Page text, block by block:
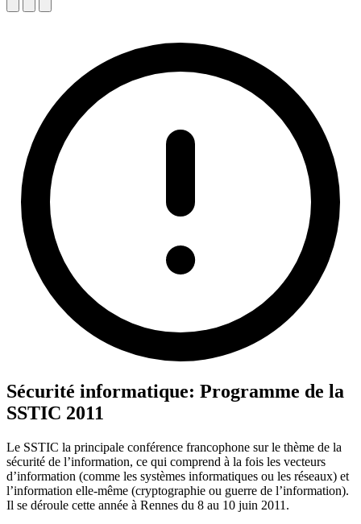
Sécurité informatique: Programme de la
SSTIC 2011
Le SSTIC la principale conférence francophone sur le thème de la
sécurité de l’information, ce qui comprend à la fois les vecteurs
d’information (comme les systèmes informatiques ou les réseaux) et
l’information elle-même (cryptographie ou guerre de l’information).
Il se déroule cette année à Rennes du 8 au 10 juin 2011.